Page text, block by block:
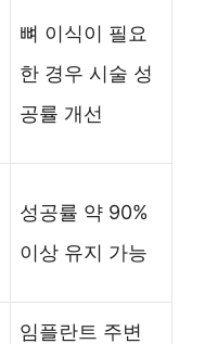
뼈 이식이 필요
한 경우 시술 성
공률 개선
성공률 약 90%
이상 유지 가능
임플란트 주변